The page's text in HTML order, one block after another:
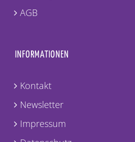
AGB
INFORMATIONEN
Kontakt
Newsletter
Impressum